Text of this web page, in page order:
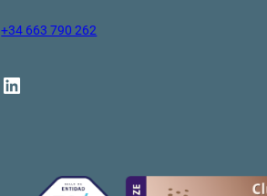
+34 663 790 262
LinkedIn